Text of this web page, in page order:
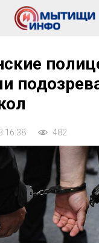
16:38 482